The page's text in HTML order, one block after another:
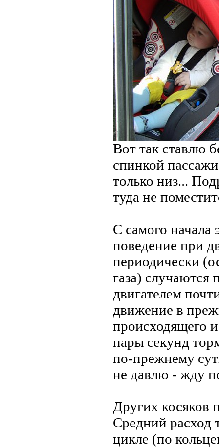
Вот так ставлю
спинкой
только низ...
туда не
С самого начала
поведение при
периодически
газа) случаются
двигателем
движение в
происходящего
пары секунд
по-прежнему
не давлю - жду
Других косяков
Средний расход
цикле (по